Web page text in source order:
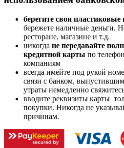
берегите свои
бережете наличные деньги.
ресторане, магазине и т.д.
никогда не передавайте
кредитной карты по
компаниям
всегда имейте под рукой
связи с банком,
утраты немедленно
вводите реквизиты карты
покупки. Никогда не
причинам.